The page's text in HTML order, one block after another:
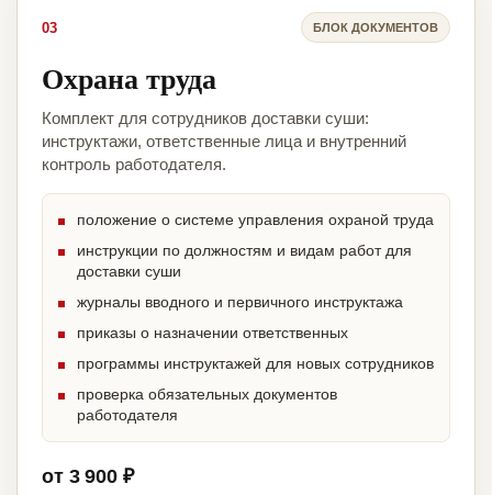
03 БЛОК ДОКУМЕНТОВ
Охрана труда
Комплект для сотрудников доставки суши:
инструктажи, ответственные лица и внутренний
контроль работодателя.
положение о системе управления охраной труда
инструкции по должностям и видам работ для
доставки суши
журналы вводного и первичного инструктажа
приказы о назначении ответственных
программы инструктажей для новых сотрудников
проверка обязательных документов
работодателя
от 3 900 ₽